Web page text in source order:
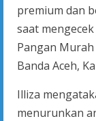
premium dan
saat
Pangan Murah
Banda Aceh,
Illiza
menurunkan